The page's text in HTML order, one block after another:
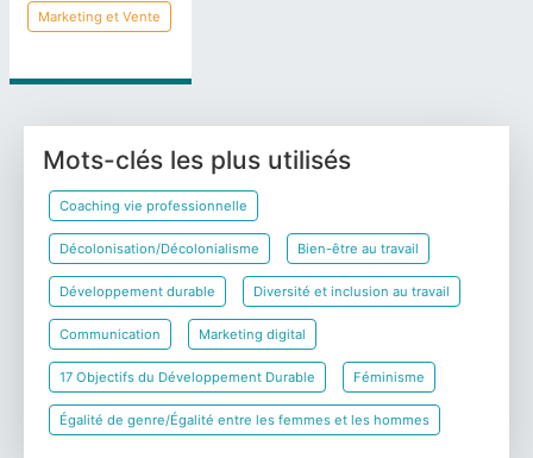
Marketing et Vente
Mots-clés les plus utilisés
Coaching vie professionnelle
Décolonisation/Décolonialisme Bien-être au travail
Développement durable Diversité et inclusion au travail
Communication Marketing digital
17 Objectifs du Développement Durable Féminisme
Égalité de genre/Égalité entre les femmes et les hommes